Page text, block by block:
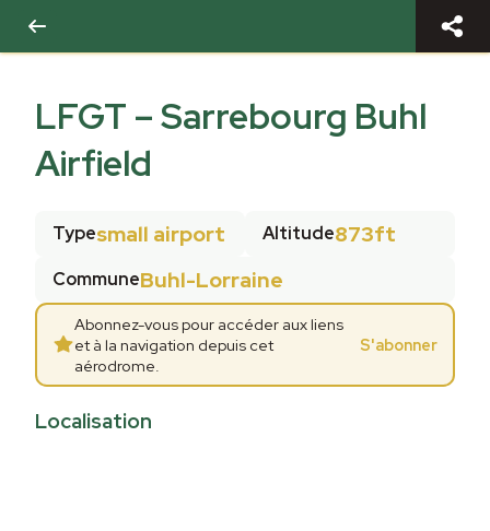
LFGT –Sarrebourg Buhl
Airfield
Typesmall airport Altitude873ft
CommuneBuhl-Lorraine
Abonnez-vous pour accéder aux liens
et à la navigation depuis cet
aérodrome.
S'abonner
Localisation